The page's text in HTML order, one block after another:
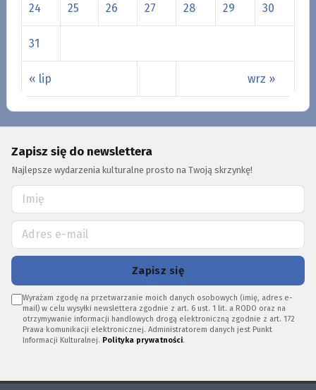
« lip wrz »
24 25 26 27 28 29 30
31
Zapisz się do newslettera
Najlepsze wydarzenia kulturalne prosto na Twoją skrzynkę!
Zapisz się
Wyrażam zgodę na przetwarzanie moich danych osobowych (imię, adres e-
mail) w celu wysyłki newslettera zgodnie z art. 6 ust. 1 lit. a RODO oraz na
otrzymywanie informacji handlowych drogą elektroniczną zgodnie z art. 172
Prawa komunikacji elektronicznej. Administratorem danych jest Punkt
Informacji Kulturalnej. Polityka prywatności.